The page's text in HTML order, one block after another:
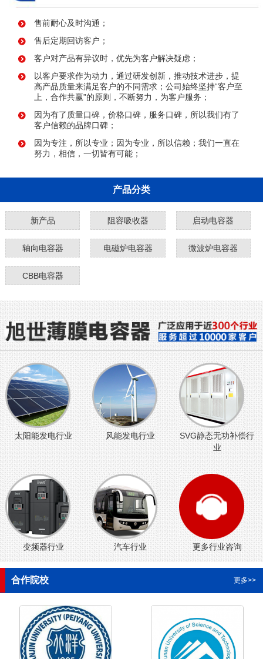
售前耐心及时沟通；
售后定期回访客户；
客户对产品有异议时，优先为客户解决疑虑；
以客户要求作为动力，通过研发创新，推动技术进步，提
高产品质量来满足客户的不同需求；公司始终坚持“客户至
上，合作共赢”的原则，不断努力，为客户服务；
因为有了质量口碑，价格口碑，服务口碑，所以我们有了
客户信赖的品牌口碑；
因为专注，所以专业；因为专业，所以信赖；我们一直在
努力，相信，一切皆有可能；
产品分类
新产品 阻容吸收器 启动电容器
轴向电容器 电磁炉电容器 微波炉电容器
CBB电容器
太阳能发电行业 风能发电行业
SVG静态无功补偿行
业
变频器行业 汽车行业 更多行业咨询
合作院校 更多>>